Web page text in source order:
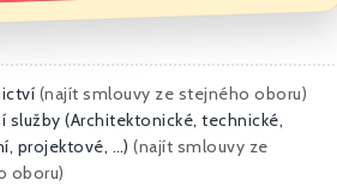
(najít smlouvy ze stejného oboru)
služby (Architektonické, technické,
projektové, …) (najít smlouvy ze
oboru)